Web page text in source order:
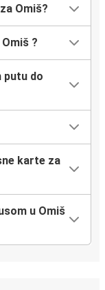
Omiš?
?
putu do
karte za
u Omiš